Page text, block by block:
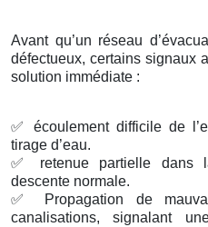
Avant qu’un réseau
défectueux, certains signaux
solution immédiate :
✅
écoulement difficile de
tirage d’eau.
✅
retenue partielle dans
descente normale.
✅
Propagation de
canalisations, signalant